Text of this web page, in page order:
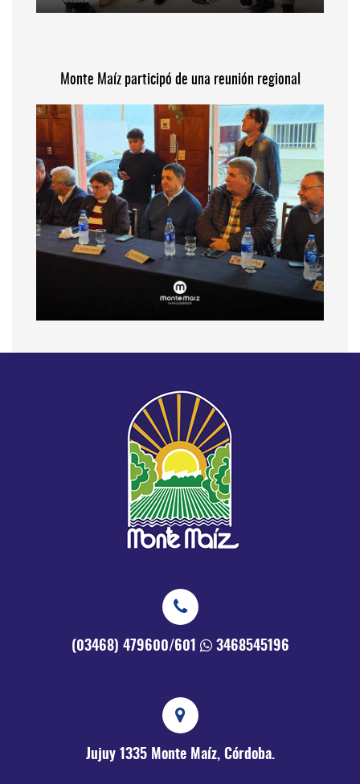
Monte Maíz participó de una reunión regional
(03468) 479600/601 3468545196
Jujuy 1335 Monte Maíz, Córdoba.